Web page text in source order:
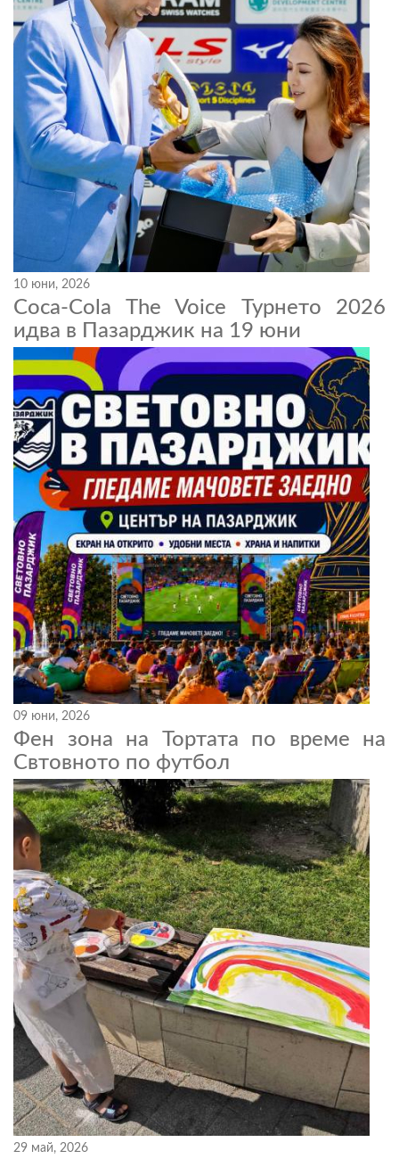
10 юни, 2026
Coca-Cola The Voice Турнето 2026
идва в Пазарджик на 19 юни
09 юни, 2026
Фен зона на Тортата по време на
Свтовното по футбол
29 май, 2026